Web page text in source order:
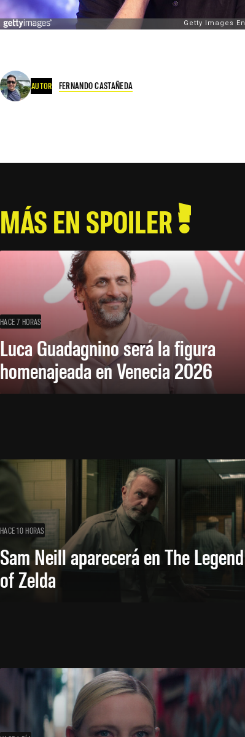
AUTOR FERNANDO CASTAÑEDA
MÁS EN SPOILER
HACE 7 HORAS
Luca Guadagnino será la figura
homenajeada en Venecia 2026
HACE 10 HORAS
Sam Neill aparecerá en The Legend
of Zelda